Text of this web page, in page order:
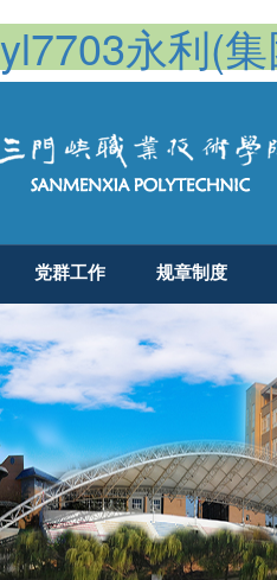
yl7703永利(
党群工作 规章制度